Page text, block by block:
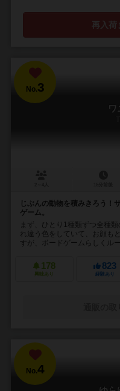
再入荷
No.3
ワ
じぶんの動物を積みきろう！
ゲーム。
まず、ひとり1種類ずつ全種
れ違う色をしていて、お顔も
すが、ボードゲームらしくル
178
興味あり
823
経験あり
No.4